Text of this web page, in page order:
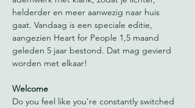
helderder en meer aanwezig naar huis
gaat. Vandaag is een speciale editie,
aangezien Heart for People 1,5 maand
geleden 5 jaar bestond. Dat mag gevierd
worden met elkaar!
Welcome
Do you feel like you're constantly switched